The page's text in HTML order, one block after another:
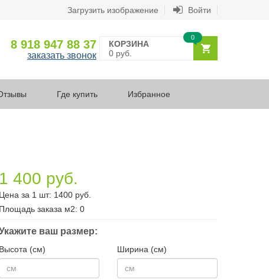
Загрузить изображение Войти
8 918 947 88 37
заказать звонок
КОРЗИНА
0 руб.
0
Где купить Избранное
1 400 руб.
Цена за 1 шт: 1400 руб.
Площадь заказа м2: 0
ваш размер:
Высота (см) Ширина (см)